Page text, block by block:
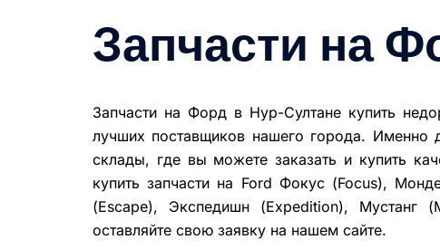
Запчасти на
Запчасти на Форд в Нур-Султане купить
лучших поставщиков нашего города. Именно
склады, где вы можете заказать и купить
купить запчасти на Ford Фокус (Focus),
(Escape), Экспедишн (Expedition), Мустанг
оставляйте свою заявку на нашем сайте.